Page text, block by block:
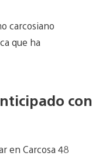
carcosiano
que ha
con
en Carcosa 48